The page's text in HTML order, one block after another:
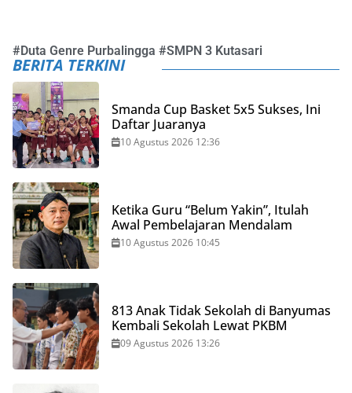
#Duta Genre Purbalingga #SMPN 3 Kutasari
BERITA TERKINI
Smanda Cup Basket 5x5 Sukses, Ini
Daftar Juaranya
10 Agustus 2026 12:36
Ketika Guru “Belum Yakin”, Itulah
Awal Pembelajaran Mendalam
10 Agustus 2026 10:45
813 Anak Tidak Sekolah di Banyumas
Kembali Sekolah Lewat PKBM
09 Agustus 2026 13:26